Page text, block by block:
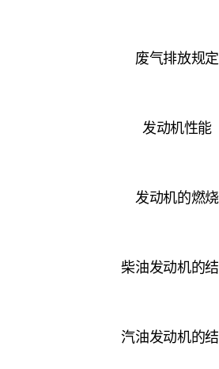
废气排放规定
发动机性能
发动机的燃烧
柴油发动机的
汽油发动机的